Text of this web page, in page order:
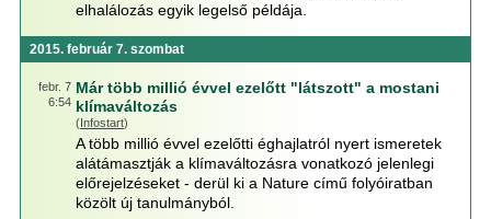
elhalálozás egyik legelső példája.
2015. február 7. szombat
febr. 7
6:54
Már több millió évvel ezelőtt "látszott" a mostani
klímaváltozás
(Infostart)
A több millió évvel ezelőtti éghajlatról nyert ismeretek
alátámasztják a klímaváltozásra vonatkozó jelenlegi
előrejelzéseket - derül ki a Nature című folyóiratban
közölt új tanulmányból.